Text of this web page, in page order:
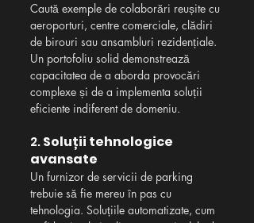
Caută exemple de colaborări reușite cu
aeroporturi, centre comerciale, clădiri
de birouri sau ansambluri rezidențiale.
Un portofoliu solid demonstrează
capacitatea de a aborda provocări
complexe și de a implementa soluții
eficiente indiferent de domeniu.
2. Soluții tehnologice
avansate
Un furnizor de servicii de parking
trebuie să fie mereu în pas cu
tehnologia. Soluțiile automatizate, cum